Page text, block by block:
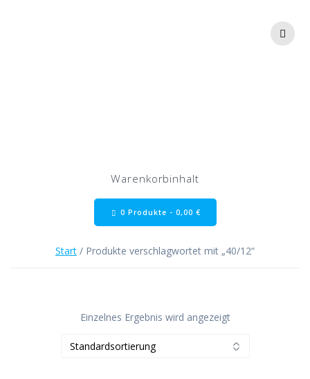
Warenkorbinhalt
0 Produkte - 0,00 €
Start / Produkte verschlagwortet mit „40/12“
Einzelnes Ergebnis wird angezeigt